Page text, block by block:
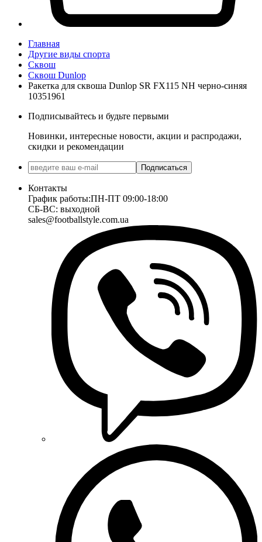
Главная
Другие виды спорта
Сквош
Сквош Dunlop
Ракетка для сквоша Dunlop SR FX115 NH черно-синяя
10351961
Подписывайтесь и будьте первыми
Новинки, интересные новости, акции и распродажи,
скидки и рекомендации
Подписаться
Контакты
График работы:ПН-ПТ 09:00-18:00
СБ-ВС: выходной
sales@footballstyle.com.ua